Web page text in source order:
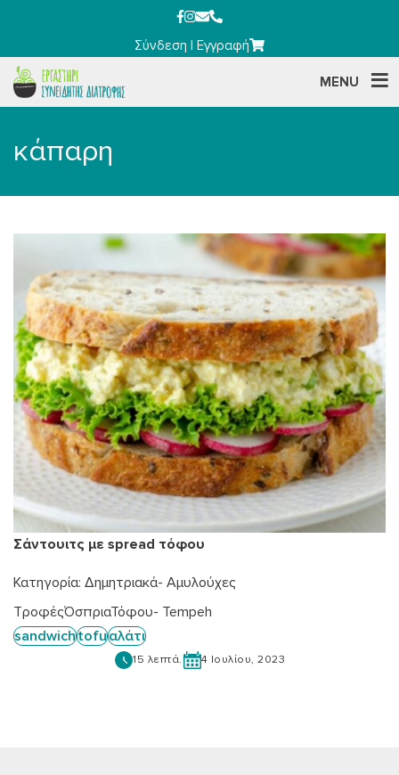
Σύνδεση |Εγγραφή
MENU
κάπαρη
Σάντουιτς με spread τόφου
Κατηγορία: Δημητριακά- Αμυλούχες
ΤροφέςΌσπριαΤόφου- Tempeh
sandwichtofuαλάτι
15 λεπτά. 4 Ιουλίου, 2023